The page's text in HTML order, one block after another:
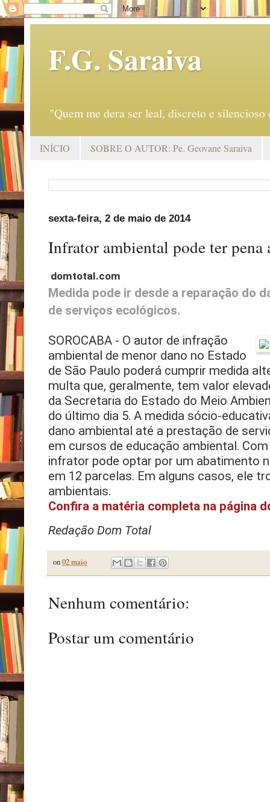
F.G. Saraiva
"Quem me dera ser leal, discreto e
INÍCIO SOBRE O AUTOR: Pe. Geovane Saraiva
sexta-feira, 2 de maio de 2014
Infrator ambiental pode ter pena
domtotal.com
Medida pode ir desde a reparação do
de serviços ecológicos.
SOROCABA - O autor de infração
ambiental de menor dano no Estado
de São Paulo poderá cumprir medida
multa que, geralmente, tem valor
da Secretaria do Estado do Meio
do último dia 5. A medida sócio-
dano ambiental até a prestação de
em cursos de educação ambiental.
infrator pode optar por um abatimento
em 12 parcelas. Em alguns casos, ele
ambientais.
Confira a matéria completa na página
Redação Dom Total
on02 maio
Nenhum comentário:
Postar um comentário